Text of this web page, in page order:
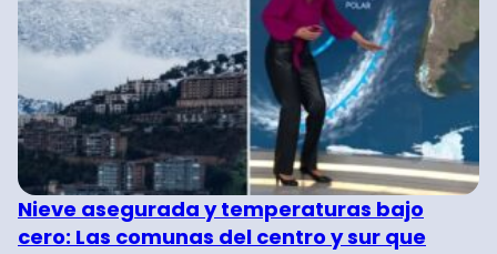
Nieve asegurada y temperaturas bajo
cero: Las comunas del centro y sur que